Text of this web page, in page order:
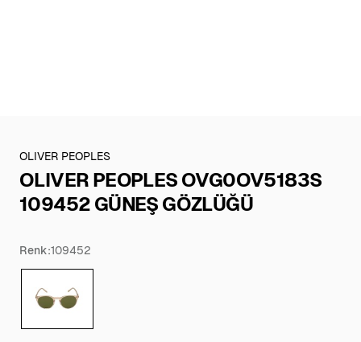
OLIVER PEOPLES
OLIVER PEOPLES OVG0OV5183S
109452 GÜNEŞ GÖZLÜĞÜ
Renk:109452